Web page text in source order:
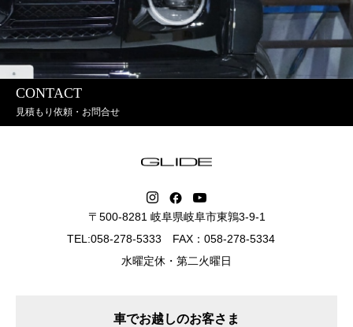
CONTACT
見積もり依頼・お問合せ
〒500-8281 岐阜県岐阜市東鶉3-9-1
TEL:058-278-5333 FAX：058-278-5334
水曜定休・第二火曜日
車でお越しのお客さま